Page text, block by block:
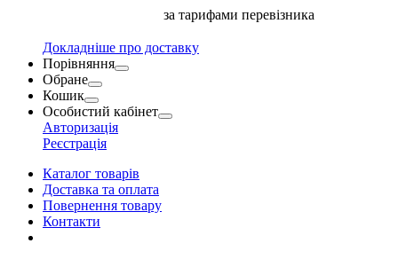
за тарифами перевізника
Докладніше про доставку
Порівняння
Обране
Кошик
Особистий кабінет
Авторизація
Реєстрація
Каталог товарів
Доставка та оплата
Повернення товару
Контакти